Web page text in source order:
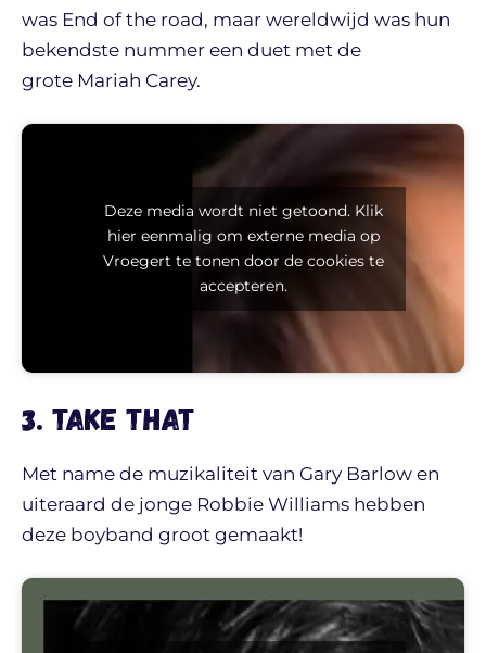
was End of the road, maar wereldwijd was hun
bekendste nummer een duet met de
grote Mariah Carey.
Deze media wordt niet getoond. Klik
hier eenmalig om externe media op
Vroegert te tonen door de cookies te
accepteren.
3. Take That
Met name de muzikaliteit van Gary Barlow en
uiteraard de jonge Robbie Williams hebben
deze boyband groot gemaakt!